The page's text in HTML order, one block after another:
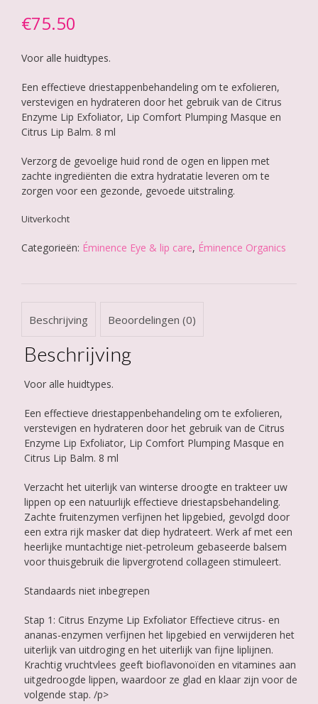
€75.50
Voor alle huidtypes.
Een effectieve driestappenbehandeling om te exfolieren,
verstevigen en hydrateren door het gebruik van de Citrus
Enzyme Lip Exfoliator, Lip Comfort Plumping Masque en
Citrus Lip Balm. 8 ml
Verzorg de gevoelige huid rond de ogen en lippen met
zachte ingrediënten die extra hydratatie leveren om te
zorgen voor een gezonde, gevoede uitstraling.
Uitverkocht
Categorieën: Éminence Eye & lip care, Éminence Organics
Beschrijving Beoordelingen (0)
Beschrijving
Voor alle huidtypes.
Een effectieve driestappenbehandeling om te exfolieren,
verstevigen en hydrateren door het gebruik van de Citrus
Enzyme Lip Exfoliator, Lip Comfort Plumping Masque en
Citrus Lip Balm. 8 ml
Verzacht het uiterlijk van winterse droogte en trakteer uw
lippen op een natuurlijk effectieve driestapsbehandeling.
Zachte fruitenzymen verfijnen het lipgebied, gevolgd door
een extra rijk masker dat diep hydrateert. Werk af met een
heerlijke muntachtige niet-petroleum gebaseerde balsem
voor thuisgebruik die lipvergrotend collageen stimuleert.
Standaards niet inbegrepen
Stap 1: Citrus Enzyme Lip Exfoliator Effectieve citrus- en
ananas-enzymen verfijnen het lipgebied en verwijderen het
uiterlijk van uitdroging en het uiterlijk van fijne liplijnen.
Krachtig vruchtvlees geeft bioflavonoïden en vitamines aan
uitgedroogde lippen, waardoor ze glad en klaar zijn voor de
volgende stap. /p>